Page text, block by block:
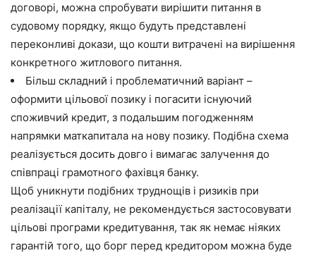
договорі, можна спробувати вирішити питання в
судовому порядку, якщо будуть представлені
переконливі докази, що кошти витрачені на вирішення
конкретного житлового питання.
Більш складний і проблематичний варіант –
оформити цільової позику і погасити існуючий
споживчий кредит, з подальшим погодженням
напрямки маткапитала на нову позику. Подібна схема
реалізується досить довго і вимагає залучення до
співпраці грамотного фахівця банку.
Щоб уникнути подібних труднощів і ризиків при
реалізації капіталу, не рекомендується застосовувати
цільові програми кредитування, так як немає ніяких
гарантій того, що борг перед кредитором можна буде